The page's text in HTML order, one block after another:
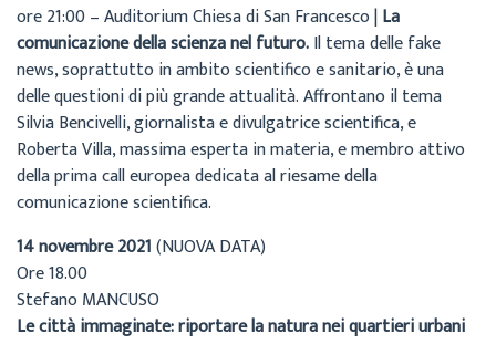
ore 21:00 – Auditorium Chiesa di San Francesco |La
comunicazione della scienza nel futuro.Il tema delle fake
news, soprattutto in ambito scientifico e sanitario, è una
delle questioni di più grande attualità. Affrontano il tema
Silvia Bencivelli, giornalista e divulgatrice scientifica, e
Roberta Villa, massima esperta in materia, e membro attivo
della prima call europea dedicata al riesame della
comunicazione scientifica.
14 novembre 2021(NUOVA DATA)
Ore 18.00
Stefano MANCUSO
Le città immaginate: riportare la natura nei quartieri urbani